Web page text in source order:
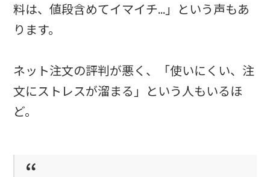
料は、値段含めてイマイチ…」という声もあ
ります。
ネット注文の評判が悪く、「使いにくい、注
文にストレスが溜まる」という人もいるほ
ど。